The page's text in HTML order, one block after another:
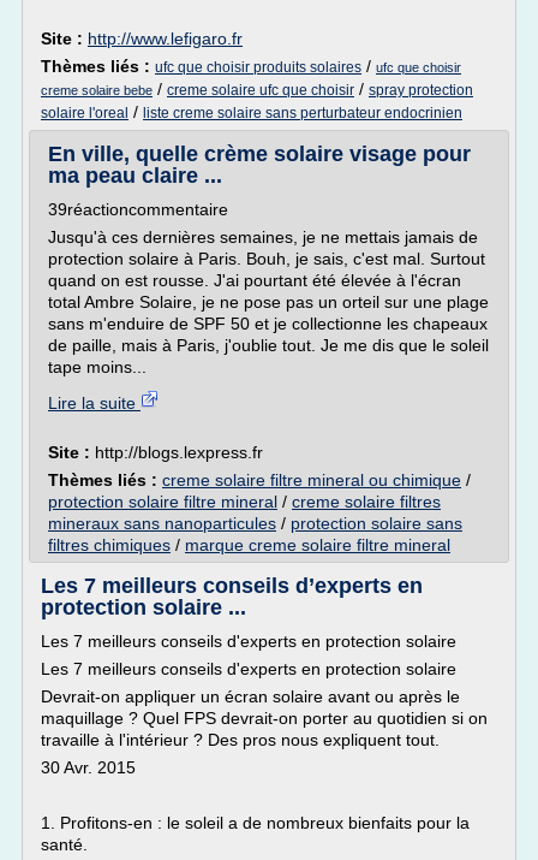
Site : http://www.lefigaro.fr
Thèmes liés : ufc que choisir produits solaires / ufc que choisir
creme solaire bebe / creme solaire ufc que choisir / spray protection
solaire l'oreal / liste creme solaire sans perturbateur endocrinien
En ville, quelle crème solaire visage pour
ma peau claire ...
39réactioncommentaire
Jusqu'à ces dernières semaines, je ne mettais jamais de
protection solaire à Paris. Bouh, je sais, c'est mal. Surtout
quand on est rousse. J'ai pourtant été élevée à l'écran
total Ambre Solaire, je ne pose pas un orteil sur une plage
sans m'enduire de SPF 50 et je collectionne les chapeaux
de paille, mais à Paris, j'oublie tout. Je me dis que le soleil
tape moins...
Lire la suite
Site : http://blogs.lexpress.fr
Thèmes liés : creme solaire filtre mineral ou chimique /
protection solaire filtre mineral / creme solaire filtres
mineraux sans nanoparticules / protection solaire sans
filtres chimiques / marque creme solaire filtre mineral
Les 7 meilleurs conseils d’experts en
protection solaire ...
Les 7 meilleurs conseils d'experts en protection solaire
Les 7 meilleurs conseils d'experts en protection solaire
Devrait-on appliquer un écran solaire avant ou après le
maquillage ? Quel FPS devrait-on porter au quotidien si on
travaille à l'intérieur ? Des pros nous expliquent tout.
30 Avr. 2015
1. Profitons-en : le soleil a de nombreux bienfaits pour la
santé.